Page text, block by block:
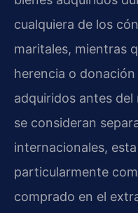
cualquiera de los
maritales, mientras
herencia o
adquiridos antes
se consideran
internacionales,
particularmente
comprado en el